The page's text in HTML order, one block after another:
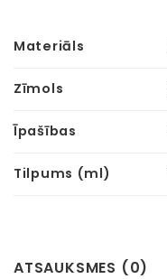
Materiāls
Zīmols
Īpašības
Tilpums (ml)
ATSAUKSMES (0)